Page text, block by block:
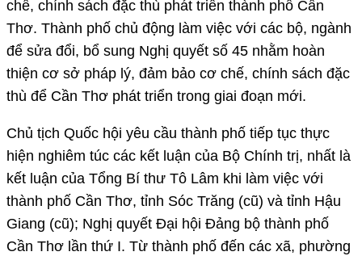
chế, chính sách đặc thù phát triển thành phố Cần
Thơ. Thành phố chủ động làm việc với các bộ, ngành
để sửa đổi, bổ sung Nghị quyết số 45 nhằm hoàn
thiện cơ sở pháp lý, đảm bảo cơ chế, chính sách đặc
thù để Cần Thơ phát triển trong giai đoạn mới.
Chủ tịch Quốc hội yêu cầu thành phố tiếp tục thực
hiện nghiêm túc các kết luận của Bộ Chính trị, nhất là
kết luận của Tổng Bí thư Tô Lâm khi làm việc với
thành phố Cần Thơ, tỉnh Sóc Trăng (cũ) và tỉnh Hậu
Giang (cũ); Nghị quyết Đại hội Đảng bộ thành phố
Cần Thơ lần thứ I. Từ thành phố đến các xã, phường